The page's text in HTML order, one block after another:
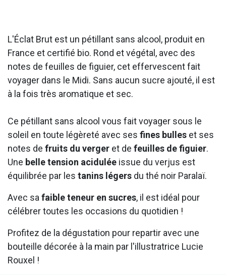
L'Éclat Brut est un pétillant sans alcool, produit en
France et certifié bio. Rond et végétal, avec des
notes de feuilles de figuier, cet effervescent fait
voyager dans le Midi. Sans aucun sucre ajouté, il est
à la fois très aromatique et sec.
Ce pétillant sans alcool vous fait voyager sous le
soleil en toute légèreté avec ses fines bulles et ses
notes de fruits du verger et de feuilles de figuier.
Une belle tension acidulée issue du verjus est
équilibrée par les tanins légers du thé noir Paralaï.
Avec sa faible teneur en sucres, il est idéal pour
célébrer toutes les occasions du quotidien !
Profitez de la dégustation pour repartir avec une
bouteille décorée à la main par l'illustratrice Lucie
Rouxel !